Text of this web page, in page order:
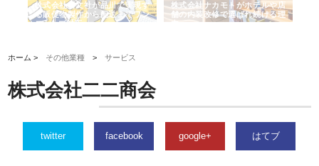
株式会社耕文社が品川で実現す
る販促物製作から配送までワン
ストップ対応
株式会社ナカモトがホテルや店
舗の内装改修で選ばれ続ける理
由
ホーム > その他業種 >サービス
株式会社二二商会
twitter facebook google+ はてブ